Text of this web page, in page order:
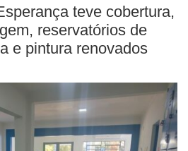
teve cobertura,
reservatórios de
e pintura renovados